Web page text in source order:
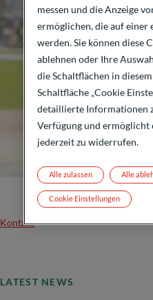
Kontakt
LATEST NEWS
messen und die Anzeige
ermöglichen, die auf einer
werden. Sie können diese
ablehnen oder Ihre
die Schaltflächen in
Schaltfläche „Cookie
detaillierte Informationen
Verfügung und ermöglicht
jederzeit zu widerrufen.
Alle
Alle zulassen
Cookie Einstellungen